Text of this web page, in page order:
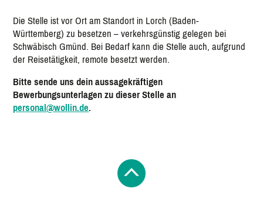
Die Stelle ist vor Ort am Standort in Lorch (Baden-
Württemberg) zu besetzen – verkehrsgünstig gelegen bei
Schwäbisch Gmünd. Bei Bedarf kann die Stelle auch, aufgrund
der Reisetätigkeit, remote besetzt werden.
Bitte sende uns dein aussagekräftigen
Bewerbungsunterlagen zu dieser Stelle an
personal@wollin.de.